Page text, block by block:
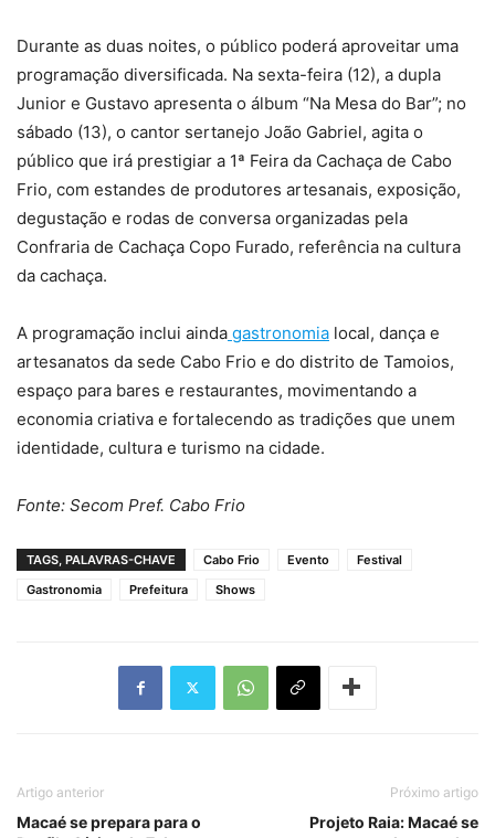
Durante as duas noites, o público poderá aproveitar uma
programação diversificada. Na sexta-feira (12), a dupla
Junior e Gustavo apresenta o álbum “Na Mesa do Bar”; no
sábado (13), o cantor sertanejo João Gabriel, agita o
público que irá prestigiar a 1ª Feira da Cachaça de Cabo
Frio, com estandes de produtores artesanais, exposição,
degustação e rodas de conversa organizadas pela
Confraria de Cachaça Copo Furado, referência na cultura
da cachaça.
A programação inclui ainda gastronomia local, dança e
artesanatos da sede Cabo Frio e do distrito de Tamoios,
espaço para bares e restaurantes, movimentando a
economia criativa e fortalecendo as tradições que unem
identidade, cultura e turismo na cidade.
Fonte: Secom Pref. Cabo Frio
TAGS, PALAVRAS-CHAVE Cabo Frio Evento
Festival
Gastronomia
Prefeitura Shows
Artigo anterior
Macaé se prepara para o
Próximo artigo
Projeto Raia: Macaé se